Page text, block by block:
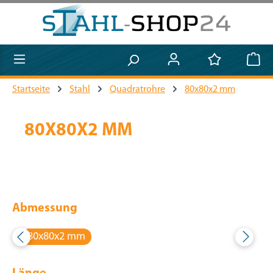
Zum Hauptinhalt springen
Startseite Stahl Quadratrohre 80x80x2 mm
80X80X2 MM
Abmessung
80x80x2 mm